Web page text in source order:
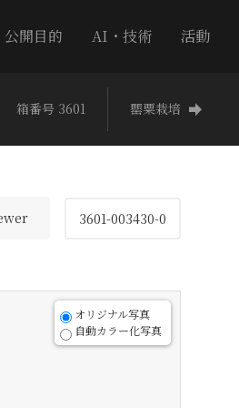
公開目的 AI・技術 活動
箱番号 3601 罌粟栽培
3601-003430-0
オリジナル写真
自動カラー化写真